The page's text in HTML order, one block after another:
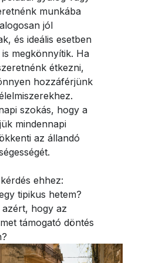
munkába
jól
és ideális esetben
megkönnyítik. Ha
étkezni,
hozzáférjünk
szokás, hogy a
mindennapi
az állandó
ehhez:
tipikus hetem?
azért, hogy az
támogató döntés